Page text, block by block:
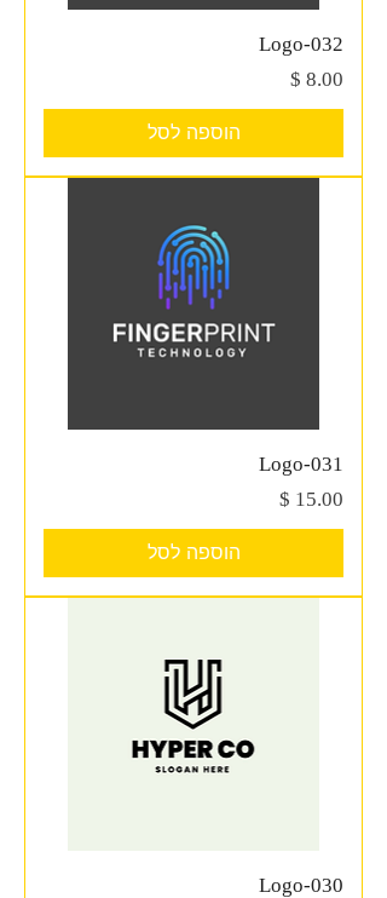
Logo-032
מחיר
הוספה לסל
Logo-031
מחיר
הוספה לסל
Logo-030